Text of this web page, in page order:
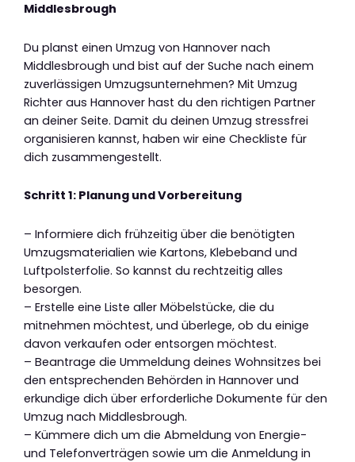
Middlesbrough
Du planst einen Umzug von Hannover nach
Middlesbrough und bist auf der Suche nach einem
zuverlässigen Umzugsunternehmen? Mit Umzug
Richter aus Hannover hast du den richtigen Partner
an deiner Seite. Damit du deinen Umzug stressfrei
organisieren kannst, haben wir eine Checkliste für
dich zusammengestellt.
Schritt 1: Planung und Vorbereitung
– Informiere dich frühzeitig über die benötigten
Umzugsmaterialien wie Kartons, Klebeband und
Luftpolsterfolie. So kannst du rechtzeitig alles
besorgen.
– Erstelle eine Liste aller Möbelstücke, die du
mitnehmen möchtest, und überlege, ob du einige
davon verkaufen oder entsorgen möchtest.
– Beantrage die Ummeldung deines Wohnsitzes bei
den entsprechenden Behörden in Hannover und
erkundige dich über erforderliche Dokumente für den
Umzug nach Middlesbrough.
– Kümmere dich um die Abmeldung von Energie-
und Telefonverträgen sowie um die Anmeldung in